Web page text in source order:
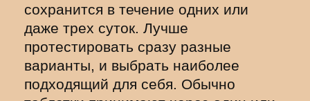
сохранится в течение одних или
даже трех суток. Лучше
протестировать сразу разные
варианты, и выбрать наиболее
подходящий для себя. Обычно